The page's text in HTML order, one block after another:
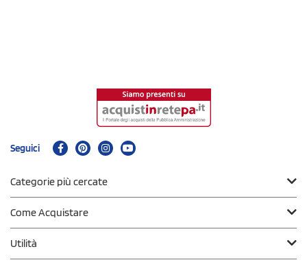
Seguici
Categorie più cercate
Come Acquistare
Utilità